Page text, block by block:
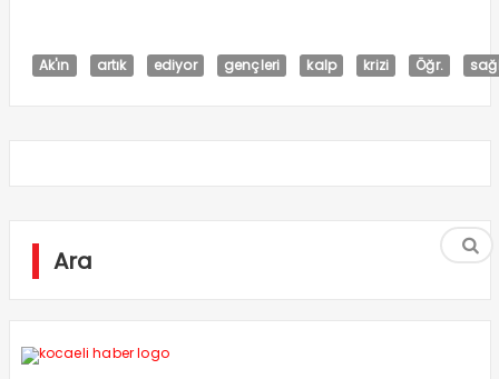
Ak'ın artık ediyor gençleri kalp krizi Öğr.
Ara